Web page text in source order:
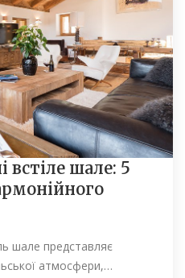
встіле шале: 5
шале представляє
атмосфери,…